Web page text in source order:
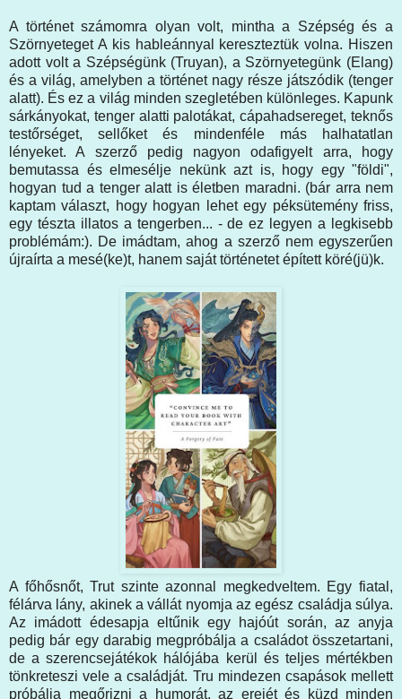
A történet számomra olyan volt, mintha a Szépség és a
Szörnyeteget A kis hableánnyal kereszteztük volna. Hiszen
adott volt a Szépségünk (Truyan), a Szörnyetegünk (Elang)
és a világ, amelyben a történet nagy része játszódik (tenger
alatt). És ez a világ minden szegletében különleges. Kapunk
sárkányokat, tenger alatti palotákat, cápahadsereget, teknős
testőrséget, sellőket és mindenféle más halhatatlan
lényeket. A szerző pedig nagyon odafigyelt arra, hogy
bemutassa és elmesélje nekünk azt is, hogy egy "földi",
hogyan tud a tenger alatt is életben maradni. (bár arra nem
kaptam választ, hogy hogyan lehet egy péksütemény friss,
egy tészta illatos a tengerben... - de ez legyen a legkisebb
problémám:). De imádtam, ahog a szerző nem egyszerűen
újraírta a mesé(ke)t, hanem saját történetet épített köré(jü)k.
A főhősnőt, Trut szinte azonnal megkedveltem. Egy fiatal,
félárva lány, akinek a vállát nyomja az egész családja súlya.
Az imádott édesapja eltűnik egy hajóút során, az anyja
pedig bár egy darabig megpróbálja a családot összetartani,
de a szerencsejátékok hálójába kerül és teljes mértékben
tönkreteszi vele a családját. Tru mindezen csapások mellett
próbálja megőrizni a humorát, az erejét és küzd minden